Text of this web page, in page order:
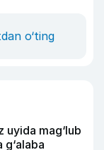
o‘ting
uyida mag‘lub